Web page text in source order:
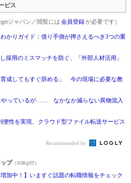
ビス
ジャパン／閲覧には 会員登録が必要です）
わかりガイド：借り手側が押さえるべき3つの重
採用のミスマッチを防ぐ、「外部人材活用」
育成してもすぐ辞める」 今の現場に必要な教
やっているが…… なかなか減らない異物混入
便性を実現、クラウド型ファイル転送サービス
Recommended by
プ （JOB@IT）
加中！】いますぐ話題の転職情報をチェック